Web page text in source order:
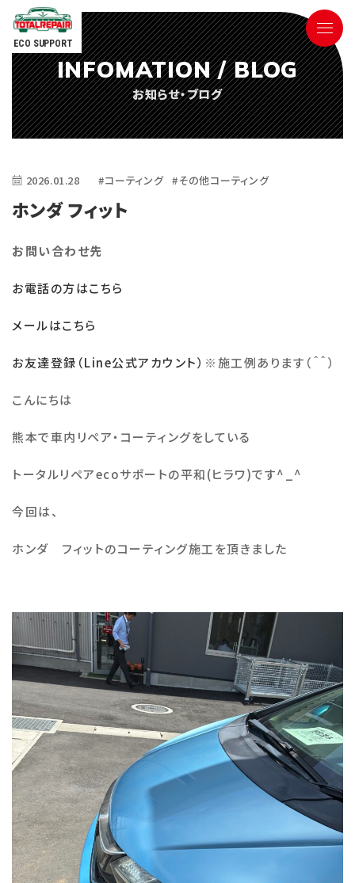
ECO SUPPORT
Tel.090-9498-3843
電話対応時間 ／ 9:00〜18:00
ごあいさつ
施工例
会社概要
お問い合わせ
公式SNS
INFOMATION / BLOG
お知らせ・ブログ
2026.01.28 #コーティング #その他コーティング
ホンダ フィット
お問い合わせ先
お電話の方はこちら
メールはこちら
お友達登録（Line公式アカウント） ※施工例あります（＾＾）
こんにちは
熊本で車内リペア・コーティングをしている
トータルリペアecoサポートの平和(ヒラワ)です^_^
今回は、
ホンダ フィットのコーティング施工を頂きました